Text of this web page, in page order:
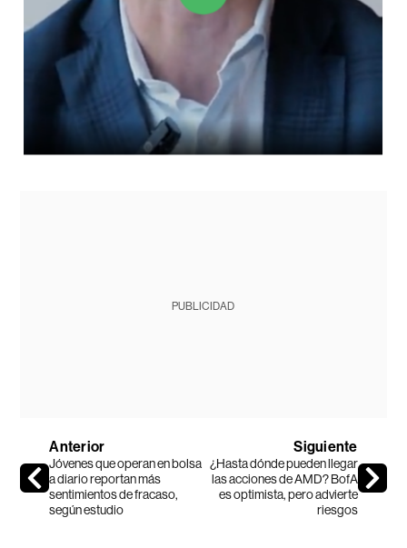
PUBLICIDAD
Anterior
Jóvenes que operan en bolsa
a diario reportan más
sentimientos de fracaso,
según estudio
Siguiente
¿Hasta dónde pueden llegar
las acciones de AMD? BofA
es optimista, pero advierte
riesgos